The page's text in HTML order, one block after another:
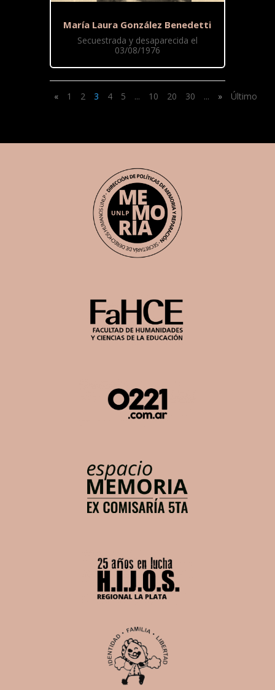
María Laura González Benedetti
Secuestrada y desaparecida el
03/08/1976
« 1 2 3 4 5 ... 10 20 30 ... » Último